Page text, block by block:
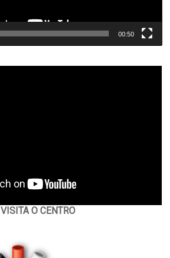
00:50
VISITA O CENTRO